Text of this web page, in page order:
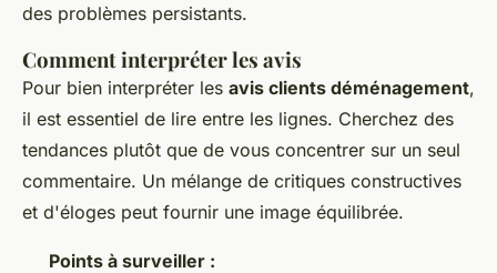
des problèmes persistants.
Comment interpréter les avis
Pour bien interpréter les avis clients déménagement,
il est essentiel de lire entre les lignes. Cherchez des
tendances plutôt que de vous concentrer sur un seul
commentaire. Un mélange de critiques constructives
et d'éloges peut fournir une image équilibrée.
Points à surveiller :